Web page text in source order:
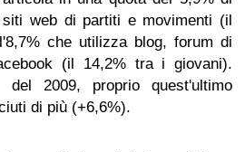
web di partiti e movimenti (il
che utilizza blog, forum di
(il 14,2% tra i giovani).
del 2009, proprio quest'ultimo
di più (+6,6%).